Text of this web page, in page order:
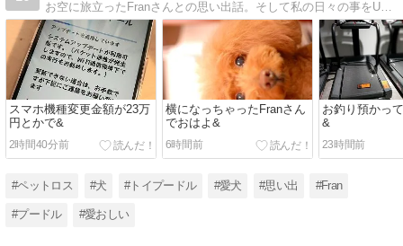
お空に旅立ったFranさんとの思い出話。そして私の日々の事をUPさせて頂いてます。よろしくお願いします。
スマホ機種変更金額が23万
円とかで&
2時間40分前
横になっちゃったFranさん
でおはよ&
6時間前
お釣り預かっ
&
23時間前
#ペットロス #犬 #トイプードル #愛犬 #思い出 #Fran
#プードル #愛おしい